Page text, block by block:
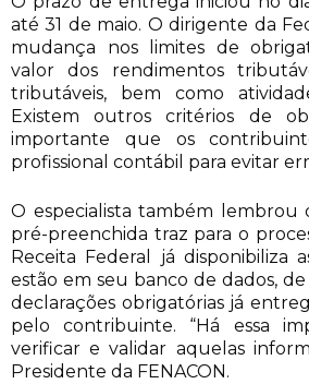
até 31 de maio. O dirigente da
mudança nos limites de
valor dos rendimentos
tributáveis, bem como
Existem outros critérios de
importante que os
profissional contábil para evitar
O especialista também lembrou
pré-preenchida traz para o
Receita Federal já disponibiliza
estão em seu banco de dados,
declarações obrigatórias já
pelo contribuinte. “Há essa
verificar e validar aquelas
Presidente da FENACON.